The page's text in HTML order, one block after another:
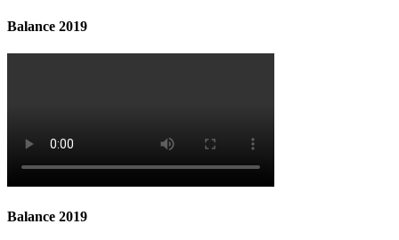
Balance 2019
Balance 2019